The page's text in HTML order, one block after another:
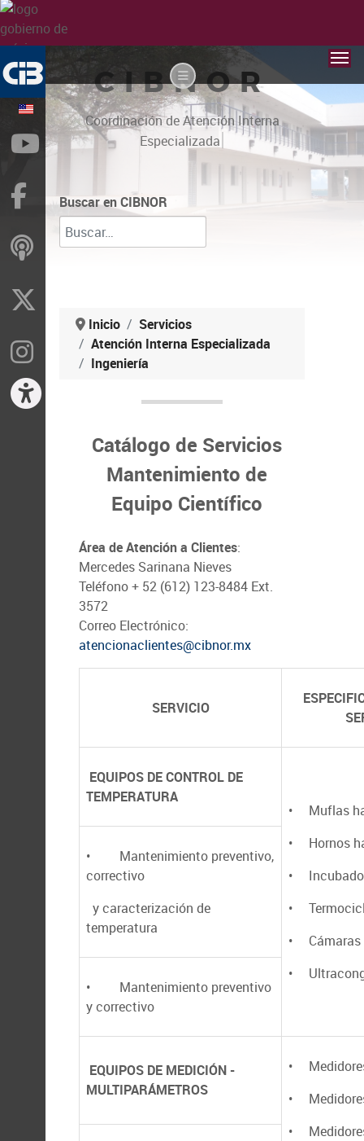
CIBNOR
Coordinación de Atención Interna
Especializada|
Buscar en CIBNOR
Inicio
Servicios
Atención Interna Especializada
Ingeniería
Catálogo de Servicios
Mantenimiento de
Equipo Científico
Área de Atención a Clientes:
Mercedes Sarinana Nieves
Teléfono + 52 (612) 123-8484 Ext.
3572
Correo Electrónico:
atencionaclientes@cibnor.mx
SERVICIO
EQUIPOS DE CONTROL DE
TEMPERATURA
• Muflas
• Hornos
•
•
• Cámaras
•
• Mantenimiento preventivo,
correctivo
y caracterización de
temperatura
• Mantenimiento preventivo
y correctivo
EQUIPOS DE MEDICIÓN -
MULTIPARÁMETROS
•
•
•
YouTube
Facebook
ivoox
Instragram